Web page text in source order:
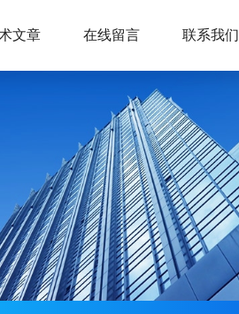
文章 在线留言 联系我们